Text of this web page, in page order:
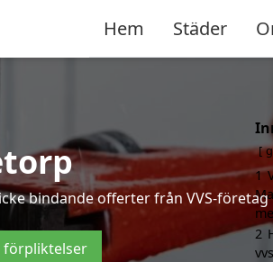
Hem Städer
bindande offerter från VVS-
förpliktelser
1
2